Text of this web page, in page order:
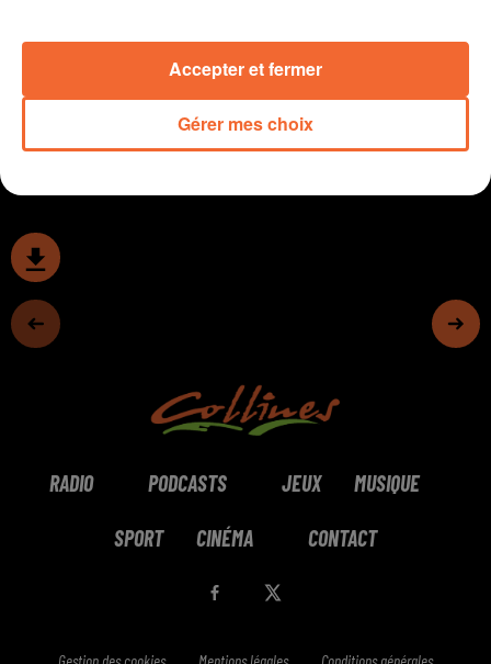
samedi 6 septembre avec des animations sous l'égide
du club de basket local en guise de lancement de la
0:00 14 min 41 sec
RADIO PODCASTS JEUX MUSIQUE
SPORT CINÉMA CONTACT
Gérer mes choix
Accepter et fermer